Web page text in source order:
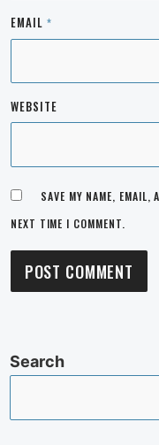
EMAIL *
WEBSITE
SAVE MY NAME, EMAIL,
NEXT TIME I COMMENT.
Search